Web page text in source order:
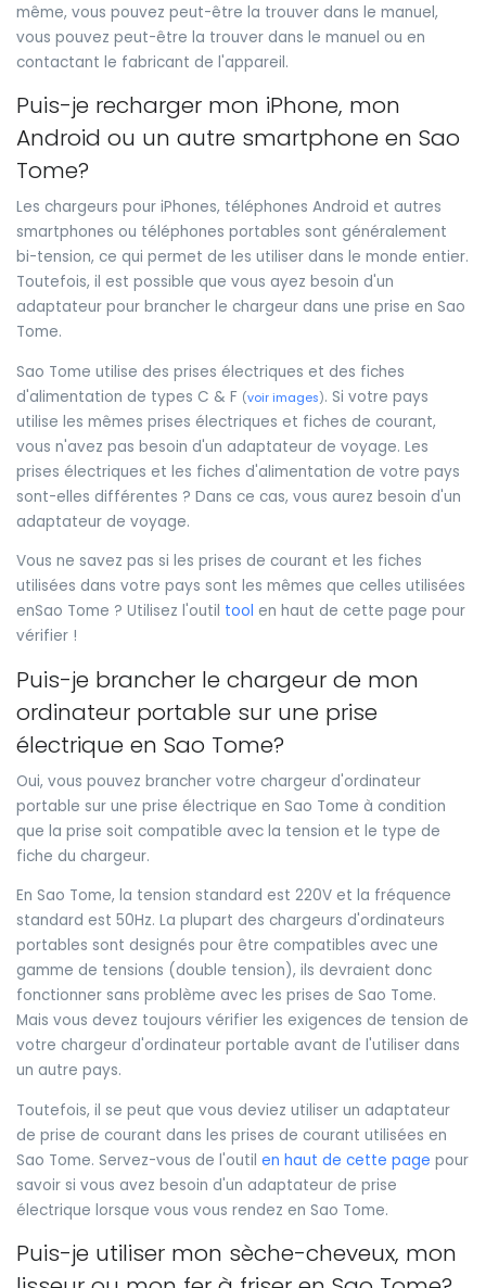
même, vous pouvez peut-être la trouver dans le manuel,
vous pouvez peut-être la trouver dans le manuel ou en
contactant le fabricant de l'appareil.
Puis-je recharger mon iPhone, mon
Android ou un autre smartphone en Sao
Tome?
Les chargeurs pour iPhones, téléphones Android et autres
smartphones ou téléphones portables sont généralement
bi-tension, ce qui permet de les utiliser dans le monde entier.
Toutefois, il est possible que vous ayez besoin d'un
adaptateur pour brancher le chargeur dans une prise en Sao
Tome.
Sao Tome utilise des prises électriques et des fiches
d'alimentation de types C & F (voir images). Si votre pays
utilise les mêmes prises électriques et fiches de courant,
vous n'avez pas besoin d'un adaptateur de voyage. Les
prises électriques et les fiches d'alimentation de votre pays
sont-elles différentes ? Dans ce cas, vous aurez besoin d'un
adaptateur de voyage.
Vous ne savez pas si les prises de courant et les fiches
utilisées dans votre pays sont les mêmes que celles utilisées
enSao Tome ? Utilisez l'outil tool en haut de cette page pour
vérifier !
Puis-je brancher le chargeur de mon
ordinateur portable sur une prise
électrique en Sao Tome?
Oui, vous pouvez brancher votre chargeur d'ordinateur
portable sur une prise électrique en Sao Tome à condition
que la prise soit compatible avec la tension et le type de
fiche du chargeur.
En Sao Tome, la tension standard est 220V et la fréquence
standard est 50Hz. La plupart des chargeurs d'ordinateurs
portables sont designés pour être compatibles avec une
gamme de tensions (double tension), ils devraient donc
fonctionner sans problème avec les prises de Sao Tome.
Mais vous devez toujours vérifier les exigences de tension de
votre chargeur d'ordinateur portable avant de l'utiliser dans
un autre pays.
Toutefois, il se peut que vous deviez utiliser un adaptateur
de prise de courant dans les prises de courant utilisées en
Sao Tome. Servez-vous de l'outil en haut de cette page pour
savoir si vous avez besoin d'un adaptateur de prise
électrique lorsque vous vous rendez en Sao Tome.
Puis-je utiliser mon sèche-cheveux, mon